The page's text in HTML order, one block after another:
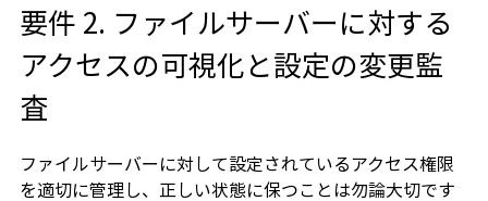
要件 2. ファイルサーバーに対する
アクセスの可視化と設定の変更監
査
ファイルサーバーに対して設定されているアクセス権限
を適切に管理し、正しい状態に保つことは勿論大切です